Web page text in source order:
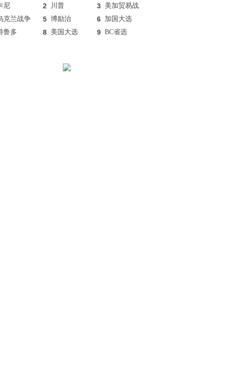
尼 2 川普 3 美加贸易战
克兰战争 5 博励治 6 加国大选
鲁多 8 美国大选 9 BC省选